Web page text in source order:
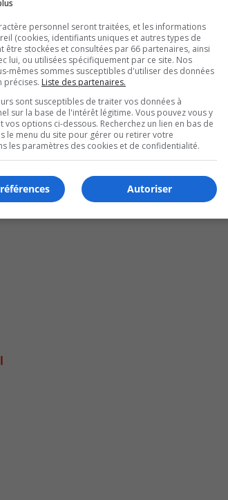
personnel seront traitées, et les informations
(cookies, identifiants uniques et autres types de
être stockées et consultées par 66 partenaires, ainsi
lui, ou utilisées spécifiquement par ce site. Nos
mêmes sommes susceptibles d'utiliser des données
précises. Liste des partenaires.
sont susceptibles de traiter vos données à
sur la base de l'intérêt légitime. Vous pouvez vous y
vos options ci-dessous. Recherchez un lien en bas de
le menu du site pour gérer ou retirer votre
les paramètres des cookies et de confidentialité.
Autoriser